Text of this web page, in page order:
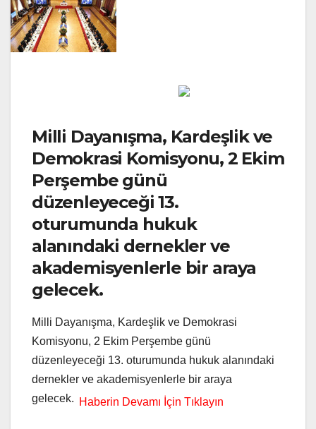
Milli Dayanışma, Kardeşlik ve
Demokrasi Komisyonu, 2 Ekim
Perşembe günü
düzenleyeceği 13.
oturumunda hukuk
alanındaki dernekler ve
akademisyenlerle bir araya
gelecek.
Milli Dayanışma, Kardeşlik ve Demokrasi
Komisyonu, 2 Ekim Perşembe günü
düzenleyeceği 13. oturumunda hukuk alanındaki
dernekler ve akademisyenlerle bir araya
gelecek.